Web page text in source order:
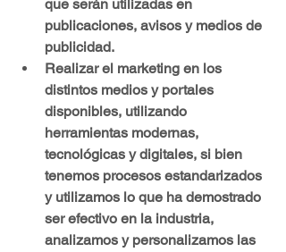
que serán utilizadas en
publicaciones, avisos y medios de
publicidad.
Realizar el marketing en los
distintos medios y portales
disponibles, utilizando
herramientas modernas,
tecnológicas y digitales, si bien
tenemos procesos estandarizados
y utilizamos lo que ha demostrado
ser efectivo en la industria,
analizamos y personalizamos las